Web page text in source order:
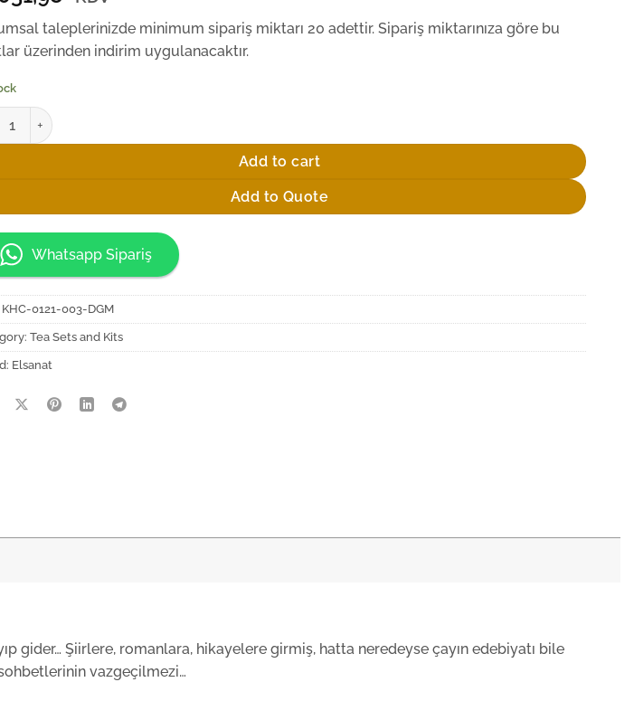
taleplerinizde minimum sipariş miktarı 20 adettir. Sipariş miktarınıza göre bu
üzerinden indirim uygulanacaktır.
İstanbul Kazanı Heybeli Çay Seti quantity
Add to cart
Add to Quote
Whatsapp Sipariş
KHC-0121-003-DGM
Tea Sets and Kits
Elsanat
gider… Şiirlere, romanlara, hikayelere girmiş, hatta neredeyse çayın edebiyatı bile
sohbetlerinin vazgeçilmezi…